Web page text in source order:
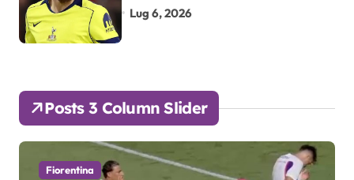
Lug 6, 2026
Posts 3 Column Slider
Fiorentina